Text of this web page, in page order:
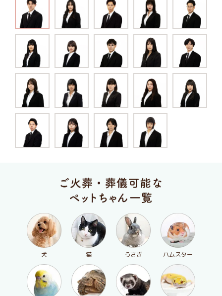
犬 猫 うさぎ ハムスター